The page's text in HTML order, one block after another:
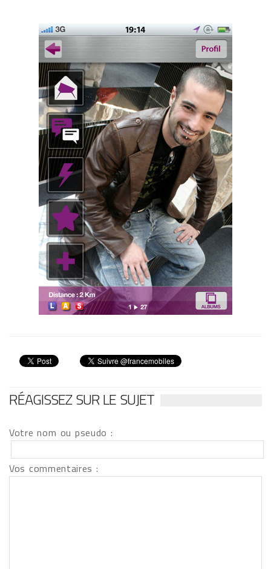
RÉAGISSEZ SUR LE SUJET
Votre nom ou pseudo :
Vos commentaires :